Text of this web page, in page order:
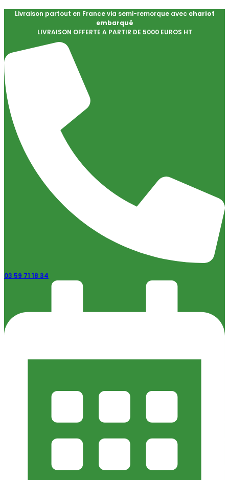
Livraison partout en France via semi-remorque avec chariot
embarqué
LIVRAISON OFFERTE A PARTIR DE 5000 EUROS HT
03 59 71 18 34